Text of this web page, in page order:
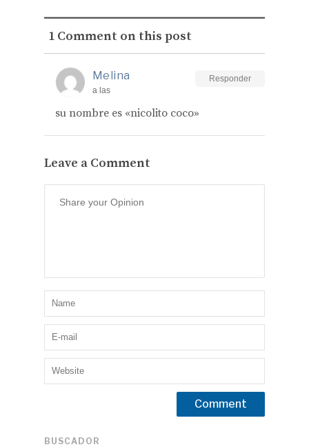
1 Comment on this post
Melina
a las
su nombre es «nicolito coco»
Responder
Leave a Comment
BUSCADOR